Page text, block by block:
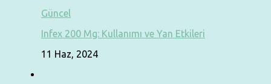
Güncel
Infex 200 Mg: Kullanımı ve Yan Etkileri
11 Haz, 2024